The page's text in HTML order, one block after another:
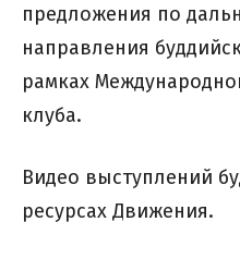
предложения по
направления
рамках
клуба.
Видео выступлений
ресурсах Движения.